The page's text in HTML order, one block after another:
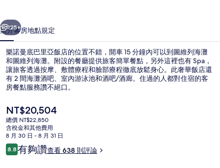
飯
店
的
相
片
集
個 下一個
125+
簡介客房地點規定
樂諾曼底巴里亞飯店的位置不錯，開車 15 分鐘內可以到圖維列海灘
和圖維列海灘。附設的餐廳提供旅客簡單餐點，另外這裡也有 Spa，
讓旅客透過按摩、敷體療程和臉部療程徹底放鬆身心。此奢華飯店還
有 2 間海灘酒吧、室內游泳池和酒吧/酒廊。住過的人都對住宿的客
房餐點服務讚不絕口。
目
前
的
價
格
是
NT$20,504
總價 NT$22,850
含稅金和其他費用
8 月 30 日 - 8 月 31 日
評
論
8.88.8 分，滿分 10 分，
有夠讚查看 638 則評論